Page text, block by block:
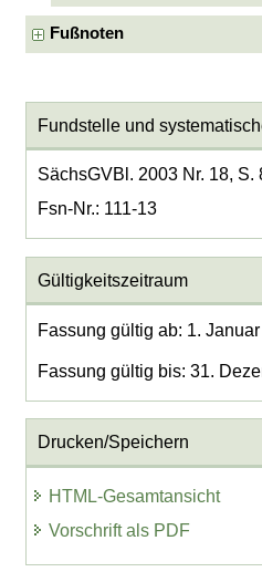
Fußnoten
Fundstelle und
SächsGVBl. 2003 Nr. 18, S.
Fsn-Nr.: 111-13
Gültigkeitszeitraum
Fassung gültig ab: 1.
Fassung gültig bis: 31.
Drucken/Speichern
HTML-Gesamtansicht
Vorschrift als PDF